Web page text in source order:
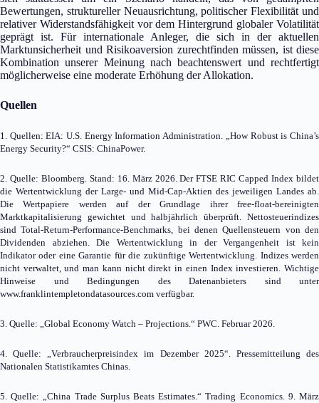
Bewertungen, struktureller Neuausrichtung, politischer Flexibilität und
relativer Widerstandsfähigkeit vor dem Hintergrund globaler Volatilität
geprägt ist. Für internationale Anleger, die sich in der aktuellen
Marktunsicherheit und Risikoaversion zurechtfinden müssen, ist diese
Kombination unserer Meinung nach beachtenswert und rechtfertigt
möglicherweise eine moderate Erhöhung der Allokation.
Quellen
1. Quellen: EIA: U.S. Energy Information Administration. „How Robust is China’s
Energy Security?“ CSIS: ChinaPower.
2. Quelle: Bloomberg. Stand: 16. März 2026. Der FTSE RIC Capped Index bildet
die Wertentwicklung der Large- und Mid-Cap-Aktien des jeweiligen Landes ab.
Die Wertpapiere werden auf der Grundlage ihrer free-float-bereinigten
Marktkapitalisierung gewichtet und halbjährlich überprüft. Nettosteuerindizes
sind Total-Return-Performance-Benchmarks, bei denen Quellensteuern von den
Dividenden abziehen. Die Wertentwicklung in der Vergangenheit ist kein
Indikator oder eine Garantie für die zukünftige Wertentwicklung. Indizes werden
nicht verwaltet, und man kann nicht direkt in einen Index investieren. Wichtige
Hinweise und Bedingungen des Datenanbieters sind unter
www.franklintempletondatasources.com verfügbar.
3. Quelle: „Global Economy Watch – Projections.“ PWC. Februar 2026.
4. Quelle: „Verbraucherpreisindex im Dezember 2025“. Pressemitteilung des
Nationalen Statistikamtes Chinas.
5. Quelle: „China Trade Surplus Beats Estimates.“ Trading Economics. 9. März